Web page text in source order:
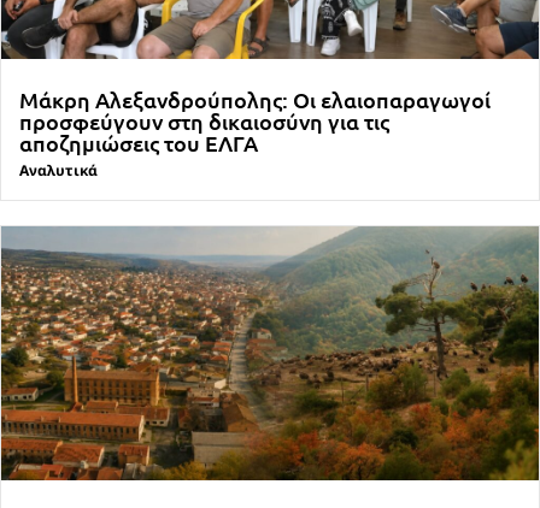
Μάκρη Αλεξανδρούπολης: Οι ελαιοπαραγωγοί
προσφεύγουν στη δικαιοσύνη για τις
αποζημιώσεις του ΕΛΓΑ
Αναλυτικά